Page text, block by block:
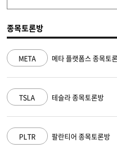
종목토론방
론방